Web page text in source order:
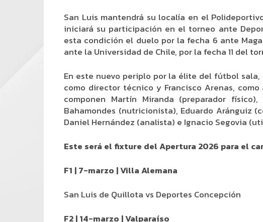
San Luis mantendrá su localía en el
iniciará su participación en el torneo ante
esta condición el duelo por la fecha 6 ante
ante la Universidad de Chile, por la fecha 11 del
En este nuevo periplo por la élite del fútbol sala,
como director técnico y Francisco Arenas,
componen Martín Miranda (preparador
Bahamondes (nutricionista), Eduardo Aránguiz
Daniel Hernández (analista) e Ignacio Segovia
Este será el fixture del Apertura 2026 para el
F1 | 7-marzo | Villa Alemana
San Luis de Quillota vs Deportes Concepción
F2 | 14-marzo | Valparaíso